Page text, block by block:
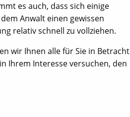
es auch, dass sich einige
Anwalt einen gewissen
relativ schnell zu vollziehen.
wir Ihnen alle für Sie in Betracht
Ihrem Interesse versuchen, den